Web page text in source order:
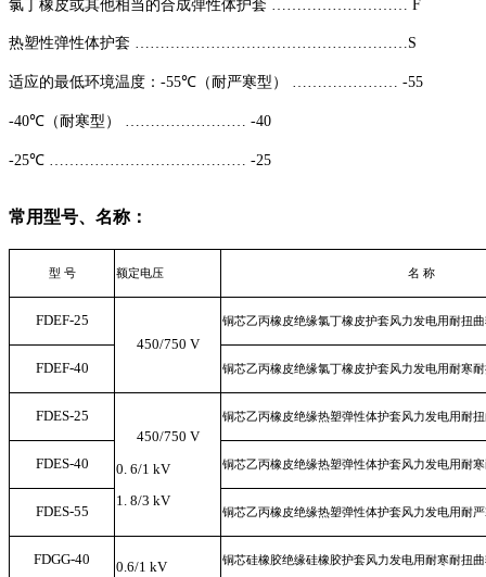
氯丁橡皮或其他相当的合成弹性体护套 ……………………… F
热塑性弹性体护套 ………………………………………………S
适应的最低环境温度： -55℃ （耐严寒型） ………………… -55
-40℃ （耐寒型） …………………… -40
-25℃ ………………………………… -25
常用型号、名称：
型 号 额定电压 名 称
FDEF-25
450/750 V
铜芯乙丙橡皮绝缘氯丁橡皮护套风力发电用耐扭
FDEF-40 铜芯乙丙橡皮绝缘氯丁橡皮护套风力发电用耐寒
FDES-25
450/750 V
0. 6/1 kV
1. 8/3 kV
铜芯乙丙橡皮绝缘热塑弹性体护套风力发电用耐
FDES-40 铜芯乙丙橡皮绝缘热塑弹性体护套风力发电用耐
FDES-55 铜芯乙丙橡皮绝缘热塑弹性体护套风力发电用耐
FDGG-40 0.6/1 kV 铜芯硅橡胶绝缘硅橡胶护套风力发电用耐寒耐扭